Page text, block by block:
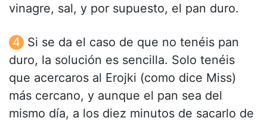
vinagre, sal, y por supuesto, el pan duro.
Si se da el caso de que no tenéis pan
duro, la solución es sencilla. Solo tenéis
que acercaros al Erojki (como dice Miss)
más cercano, y aunque el pan sea del
mismo día, a los diez minutos de sacarlo de